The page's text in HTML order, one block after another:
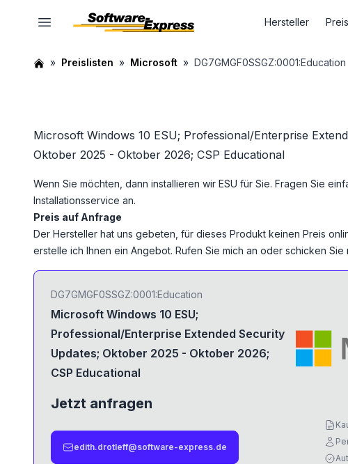
Hersteller
Preislisten Microsoft DG7GMGF0SSGZ:0001:Education
Microsoft Windows 10 ESU; Professional/Enterprise
Oktober 2025 - Oktober 2026; CSP Educational
Wenn Sie möchten, dann installieren wir ESU für Sie. Fragen Sie
Installationsservice an.
Preis auf Anfrage
Der Hersteller hat uns gebeten, für dieses Produkt keinen Preis
erstelle ich Ihnen ein Angebot. Rufen Sie mich an oder schicken Sie
DG7GMGF0SSGZ:0001:Education
Microsoft Windows 10 ESU;
Professional/Enterprise Extended Security
Updates; Oktober 2025 - Oktober 2026;
CSP Educational
Jetzt anfragen
edith.drotleff@software-express.de